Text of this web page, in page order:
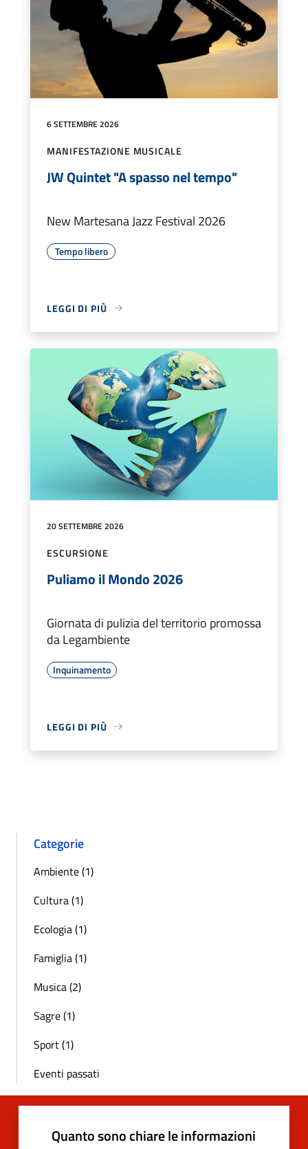
6 SETTEMBRE 2026
MANIFESTAZIONE MUSICALE
JW Quintet "A spasso nel tempo"
New Martesana Jazz Festival 2026
Tempo libero
LEGGI DI PIÙ
20 SETTEMBRE 2026
ESCURSIONE
Puliamo il Mondo 2026
Giornata di pulizia del territorio promossa
da Legambiente
Inquinamento
LEGGI DI PIÙ
Categorie
Ambiente (1)
Cultura (1)
Ecologia (1)
Famiglia (1)
Musica (2)
Sagre (1)
Sport (1)
Eventi passati
Quanto sono chiare le informazioni